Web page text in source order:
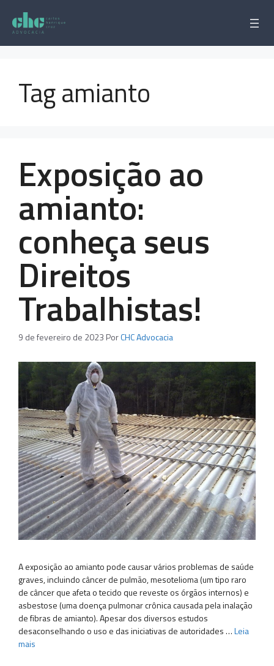
para
conteúdo
Tag amianto
Exposição ao
amianto:
conheça seus
Direitos
Trabalhistas!
9 de fevereiro de 2023 PorCHC Advocacia
A exposição ao amianto pode causar vários problemas de saúde
graves, incluindo câncer de pulmão, mesotelioma (um tipo raro
de câncer que afeta o tecido que reveste os órgãos internos) e
asbestose (uma doença pulmonar crônica causada pela inalação
de fibras de amianto). Apesar dos diversos estudos
desaconselhando o uso e das iniciativas de autoridades …Leia
mais